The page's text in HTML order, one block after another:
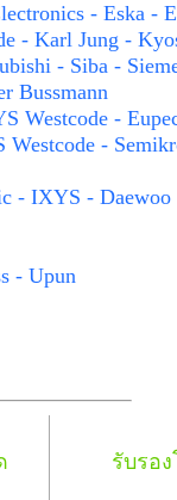
- Eska -
- Karl Jung -
- Siba -
Bussmann
Westcode -
Westcode -
- IXYS - Daewoo
- Upun
รับรอ